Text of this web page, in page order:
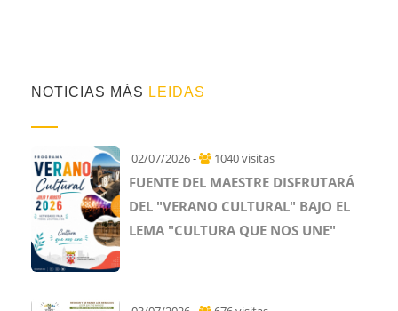
NOTICIAS MÁS LEIDAS
02/07/2026 - 1040 visitas
FUENTE DEL MAESTRE DISFRUTARÁ
DEL "VERANO CULTURAL" BAJO EL
LEMA "CULTURA QUE NOS UNE"